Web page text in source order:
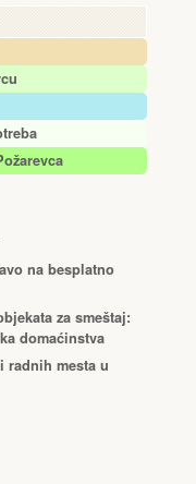
na besplatno
za smeštaj:
domaćinstva
radnih mesta u